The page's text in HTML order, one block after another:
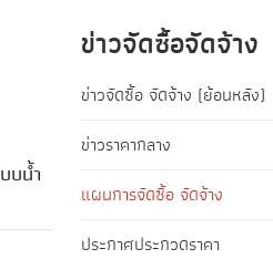
บน้ำ
ข่าวจัดซื้อจัดจ้าง
ข่าวจัดซื้อ จัดจ้าง (ย้อนหลัง)
ข่าวราคากลาง
แผนการจัดซื้อ จัดจ้าง
ประกาศประกวดราคา